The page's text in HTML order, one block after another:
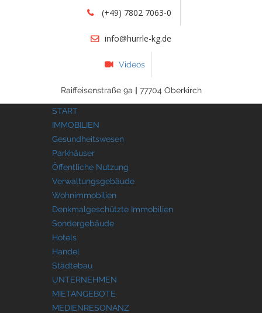
(+49) 7802 7063-0
info@hurrle-kg.de
Videos
Raiffeisenstraße 9a | 77704 Oberkirch
START
IMMOBILIEN
Gesundheitswesen
Parkhäuser
Öffentliche Nutzung
Verwaltungsgebäude
Wohnimmobilien
Denkmalgeschützte Immobilien
Sondergebäude
Hotels
Handel
Städtebau
UNTERNEHMEN
MIETANGEBOTE
MEDIENRESONANZ